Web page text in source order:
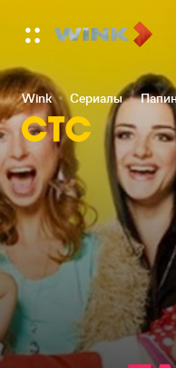
Wink Сериалы